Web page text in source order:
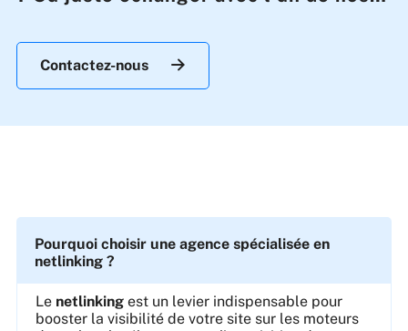
Contactez-nous
Pourquoi choisir une agence spécialisée en
netlinking ?
Le netlinkingest un levier indispensable pour
booster la visibilité de votre site sur les moteurs